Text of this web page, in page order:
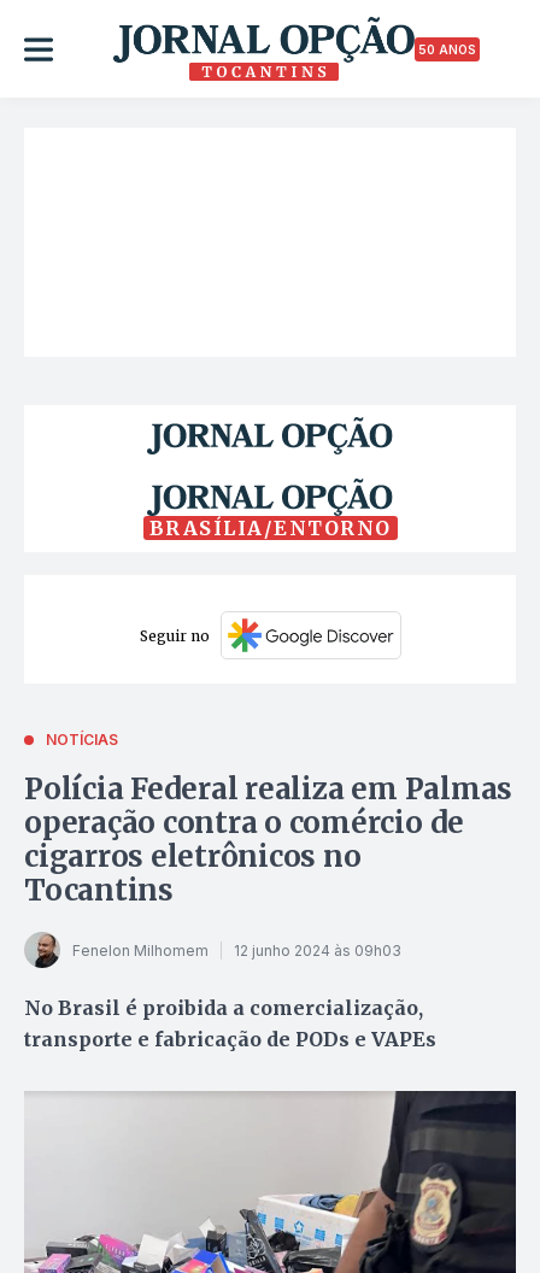
50 ANOS
BRASÍLIA/ENTORNO
Seguir no
NOTÍCIAS
Polícia Federal realiza em Palmas
operação contra o comércio de
cigarros eletrônicos no
Tocantins
Fenelon Milhomem 12 junho 2024 às 09h03
No Brasil é proibida a comercialização,
transporte e fabricação de PODs e VAPEs